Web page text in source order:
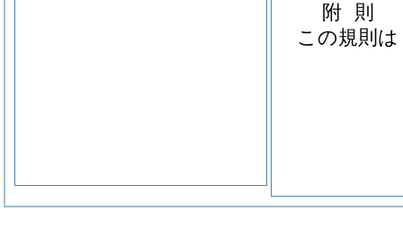
附 則
この規則